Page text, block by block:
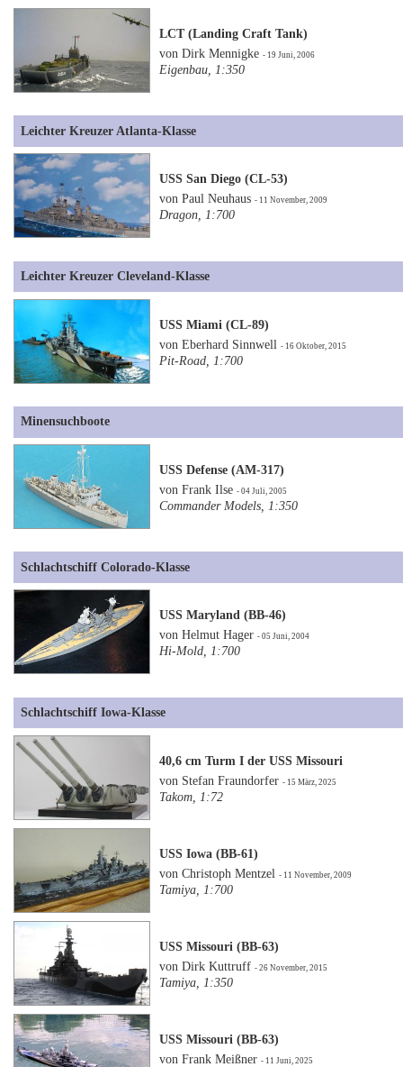
LCT (Landing Craft Tank)
von Dirk Mennigke- 19 Juni, 2006
Eigenbau, 1:350
Leichter Kreuzer Atlanta-Klasse
USS San Diego (CL-53)
von Paul Neuhaus- 11 November, 2009
Dragon, 1:700
Leichter Kreuzer Cleveland-Klasse
USS Miami (CL-89)
von Eberhard Sinnwell- 16 Oktober, 2015
Pit-Road, 1:700
Minensuchboote
USS Defense (AM-317)
von Frank Ilse- 04 Juli, 2005
Commander Models, 1:350
Schlachtschiff Colorado-Klasse
USS Maryland (BB-46)
von Helmut Hager- 05 Juni, 2004
Hi-Mold, 1:700
Schlachtschiff Iowa-Klasse
40,6 cm Turm I der USS Missouri
von Stefan Fraundorfer- 15 März, 2025
Takom, 1:72
USS Iowa (BB-61)
von Christoph Mentzel- 11 November, 2009
Tamiya, 1:700
USS Missouri (BB-63)
von Dirk Kuttruff- 26 November, 2015
Tamiya, 1:350
USS Missouri (BB-63)
von Frank Meißner- 11 Juni, 2025